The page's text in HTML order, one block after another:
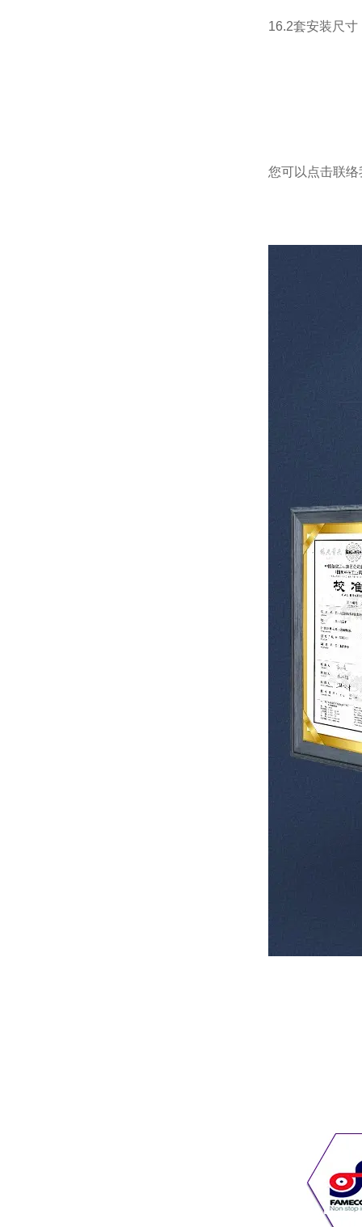
16.2套安装尺
您可以点击联络